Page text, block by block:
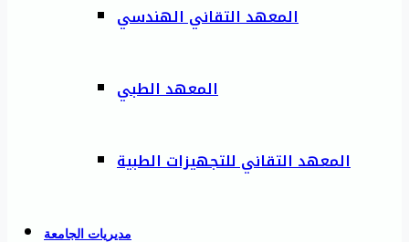
المعهد التقاني الهندسي
المعهد الطبي
المعهد التقاني للتجهيزات الطبية
مديريات الجامعة